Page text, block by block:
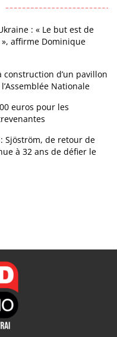
: « Le but est de
affirme Dominique
construction d’un pavillon
Nationale
euros pour les
Sjöström, de retour de
à 32 ans de défier le